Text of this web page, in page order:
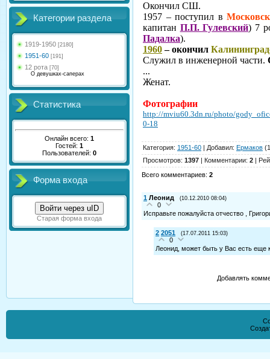
Категории раздела
1919-1950 [2180]
1951-60 [191]
12 рота [70]
О девушках-саперах
Статистика
Онлайн всего: 1
Гостей: 1
Пользователей: 0
Форма входа
Войти через uID
Старая форма входа
Окончил СШ.
1957 – поступил в
капитан П.П. Гулевский) 7
Падалка).
1960– окончил
Служил в инженерной части.
...
Женат.
Фотографии
http://mviu60.3dn.ru/photo/
0-18
Категория: 1951-60 | Добавил: Ермаков
Просмотров: 1397 | Комментарии: 2 |
Всего комментариев: 2
1 Леонид (10.12.2010 08:04)
0
Исправьте пожалуйста отчество ,
2 2051 (17.07.2011 15:03)
0
Леонид, может быть у Вас есть еще
Добавлять